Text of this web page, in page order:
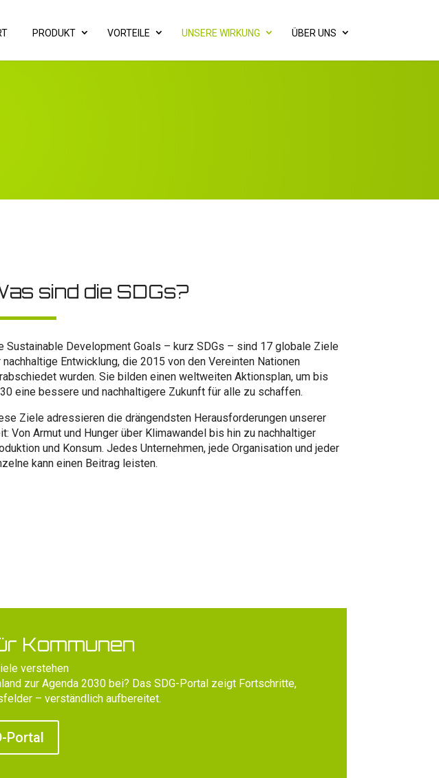
PRODUKT VORTEILE UNSERE WIRKUNG ÜBER UNS
sind die SDGs?
Sustainable Development Goals – kurz SDGs – sind 17 globale Ziele
nachhaltige Entwicklung, die 2015 von den Vereinten Nationen
wurden. Sie bilden einen weltweiten Aktionsplan, um bis
eine bessere und nachhaltigere Zukunft für alle zu schaffen.
Ziele adressieren die drängendsten Herausforderungen unserer
Von Armut und Hunger über Klimawandel bis hin zu nachhaltiger
und Konsum. Jedes Unternehmen, jede Organisation und jeder
kann einen Beitrag leisten.
Kommunen
verstehen
zur Agenda 2030 bei? Das SDG-Portal zeigt Fortschritte,
– verständlich aufbereitet.
Portal